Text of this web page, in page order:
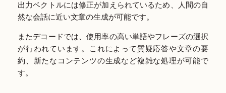
出力ベクトルには修正が加えられているため、人間の自
然な会話に近い文章の生成が可能です。
またデコードでは、使用率の高い単語やフレーズの選択
が行われています。これによって質疑応答や文章の要
約、新たなコンテンツの生成など複雑な処理が可能で
す。